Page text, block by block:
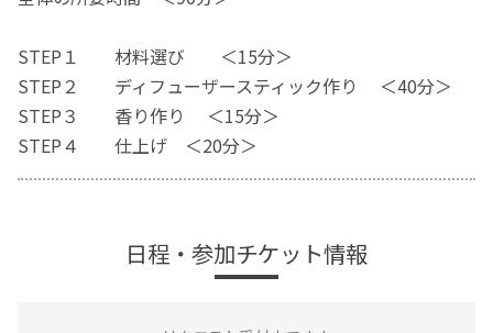
STEP１ 材料選び ＜15分＞
STEP２ ディフューザースティック作り ＜40分＞
STEP３ 香り作り ＜15分＞
STEP４ 仕上げ ＜20分＞
日程・参加チケット情報